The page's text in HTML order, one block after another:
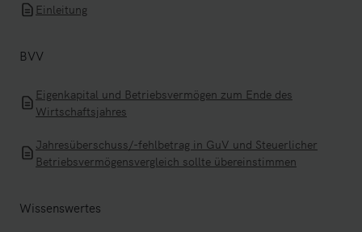
Einleitung
BVV
Eigenkapital und Betriebsvermögen zum Ende des
Wirtschaftsjahres
Jahresüberschuss/-fehlbetrag in GuV und Steuerlicher
Betriebsvermögensvergleich sollte übereinstimmen
Wissenswertes